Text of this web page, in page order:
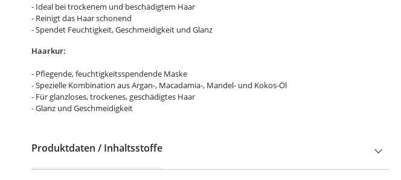
- Ideal bei trockenem und beschädigtem Haar
- Reinigt das Haar schonend
- Spendet Feuchtigkeit, Geschmeidigkeit und Glanz
Haarkur:
- Pflegende, feuchtigkeitsspendende Maske
- Spezielle Kombination aus Argan-, Macadamia-, Mandel- und Kokos-Öl
- Für glanzloses, trockenes, geschädigtes Haar
- Glanz und Geschmeidigkeit
Produktdaten / Inhaltsstoffe